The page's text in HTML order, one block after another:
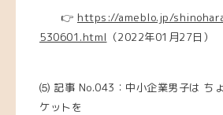
👉 https://ameblo.jp/
530601.html （2022年01月27日）
⑸ 記事 No.043：中小企業男子は ち
ケットを